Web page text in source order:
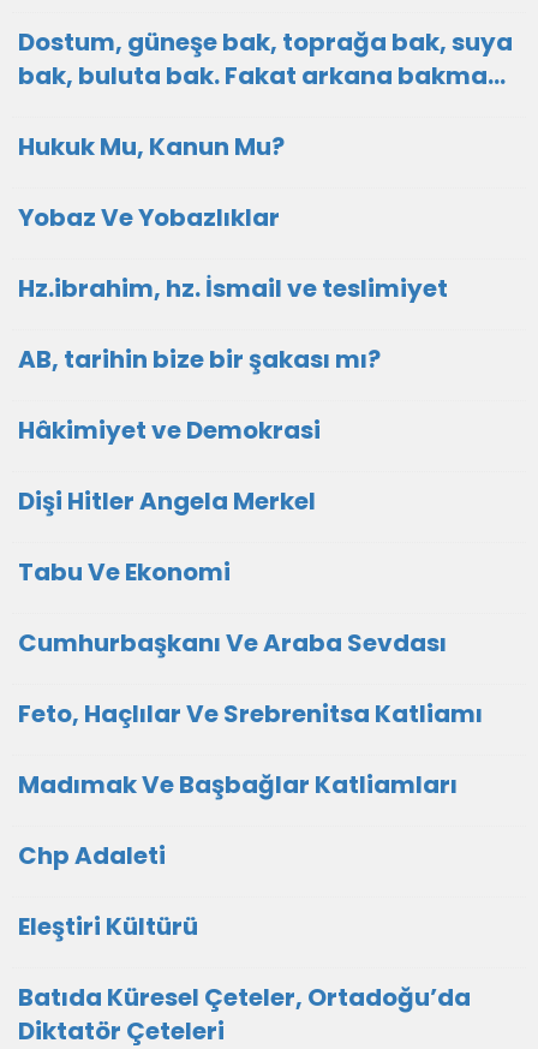
Dostum, güneşe bak, toprağa bak, suya
bak, buluta bak. Fakat arkana bakma…
Hukuk Mu, Kanun Mu?
Yobaz Ve Yobazlıklar
Hz.ibrahim, hz. İsmail ve teslimiyet
AB, tarihin bize bir şakası mı?
Hâkimiyet ve Demokrasi
Dişi Hitler Angela Merkel
Tabu Ve Ekonomi
Cumhurbaşkanı Ve Araba Sevdası
Feto, Haçlılar Ve Srebrenitsa Katliamı
Madımak Ve Başbağlar Katliamları
Chp Adaleti
Eleştiri Kültürü
Batıda Küresel Çeteler, Ortadoğu’da
Diktatör Çeteleri